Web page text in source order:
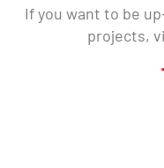
If you want to be
projects,